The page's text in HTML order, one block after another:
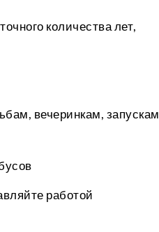
количества лет,
вечеринкам, запускам
работой